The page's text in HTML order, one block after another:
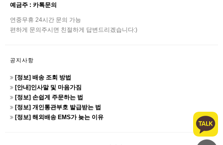
예금주 : 카톡문의
연중무휴 24시간 문의 가능
편하게 문의주시면 친절하게 답변드리겠습니다:)
공지사항
[정보] 배송 조회 방법
[안내]인사말 및 마음가짐
[정보] 손쉽게 주문하는 법
[정보] 개인통관부호 발급받는 법
[정보] 해외배송 EMS가 늦는 이유